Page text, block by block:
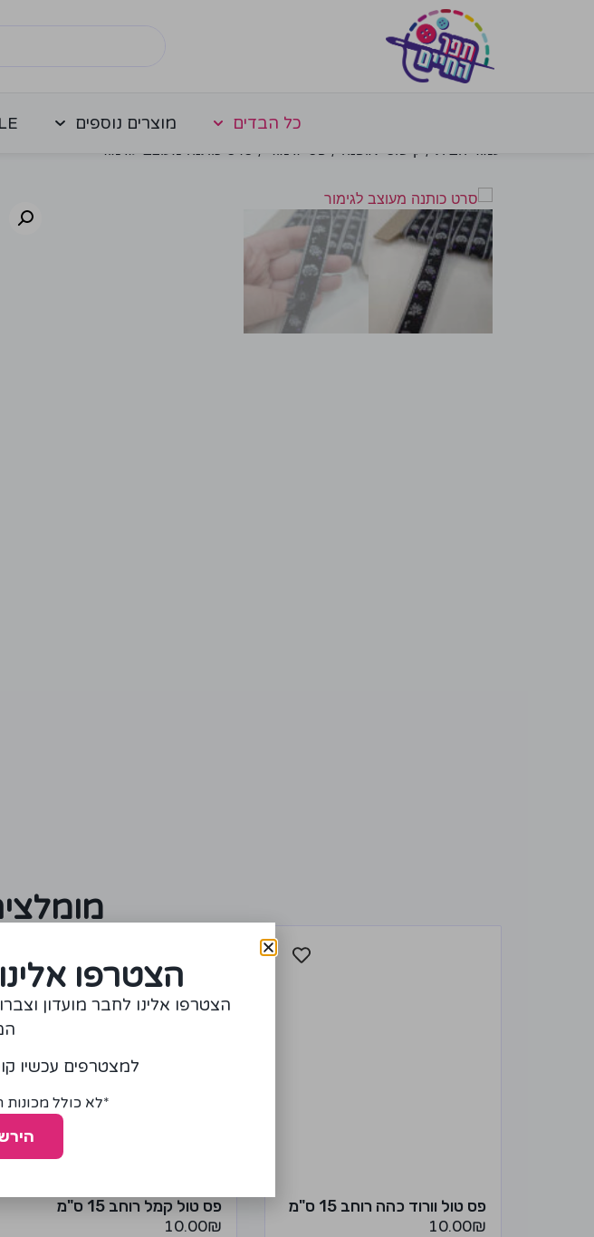
כל הבדים מוצרים נוספים
פס טול וורוד כהה רוחב 15 ס"מ
10.00₪
פס טול קמל רוחב 15 ס"מ
10.00₪
הצטרפו
הצטרפו אלינו לחבר מועדון
למצטרפים עכשיו
*לא כולל